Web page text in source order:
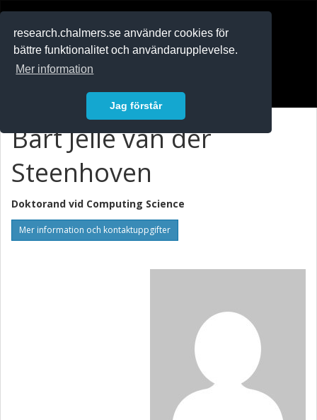
research.chalmers.se använder cookies för
bättre funktionalitet och användarupplevelse.
Mer information
Jag förstår
Bart Jelle van der
Steenhoven
Doktorand vid Computing Science
Mer information och kontaktuppgifter